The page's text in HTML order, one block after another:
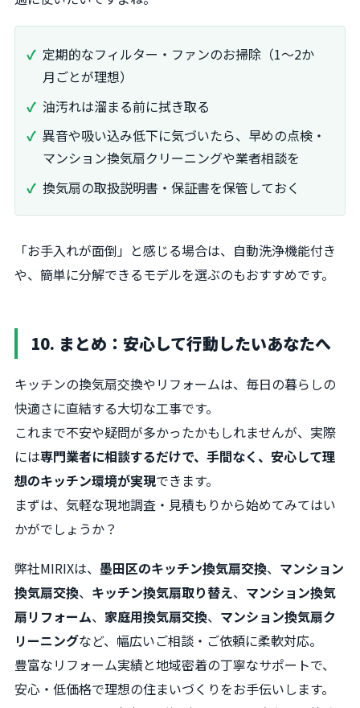
定期的なフィルター・ファンのお掃除（1～2か
月ごとが理想）
油汚れは溜まる前に拭き取る
異音や吸い込み低下に気づいたら、早めの点検・
マンション換気扇クリーニングや業者相談を
換気扇の取扱説明書・保証書を保管しておく
「お手入れが面倒」と感じる場合は、自動洗浄機能付き
や、簡単に分解できるモデルを選ぶのもおすすめです。
10. まとめ：安心して行動したいあなたへ
キッチンの換気扇交換やリフォームは、毎日の暮らしの
快適さに直結する大切な工事です。
これまで不安や疑問が多かったかもしれませんが、実際
には専門業者に相談するだけで、手間なく、安心して理
想のキッチン環境が実現できます。
まずは、気軽な現地調査・見積もりから始めてみてはい
かがでしょうか？
弊社MIRIXは、 墨田区のキッチン換気扇交換、 マンション
換気扇交換、 キッチン換気扇取り替え、 マンション換気
扇リフォーム、 家庭用換気扇交換、 マンション換気扇ク
リーニングなど、幅広いご相談・ご依頼に柔軟対応。
豊富なリフォーム実績と地域密着の丁寧なサポートで、
安心・低価格で理想の住まいづくりをお手伝いします。